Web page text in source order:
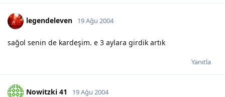
legendeleven 19 Ağu 2004
sağol senin de kardeşim. e 3 aylara girdik artık
Yanıtla
Nowitzki 41 19 Ağu 2004